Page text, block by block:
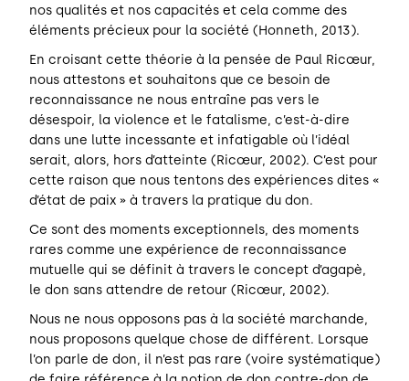
nos qualités et nos capacités et cela comme des
éléments précieux pour la société (Honneth, 2013).
En croisant cette théorie à la pensée de Paul Ricœur,
nous attestons et souhaitons que ce besoin de
reconnaissance ne nous entraîne pas vers le
désespoir, la violence et le fatalisme, c’est-à-dire
dans une lutte incessante et infatigable où l’idéal
serait, alors, hors d’atteinte (Ricœur, 2002). C’est pour
cette raison que nous tentons des expériences dites «
d’état de paix » à travers la pratique du don.
Ce sont des moments exceptionnels, des moments
rares comme une expérience de reconnaissance
mutuelle qui se définit à travers le concept d’agapè,
le don sans attendre de retour (Ricœur, 2002).
Nous ne nous opposons pas à la société marchande,
nous proposons quelque chose de différent. Lorsque
l’on parle de don, il n’est pas rare (voire systématique)